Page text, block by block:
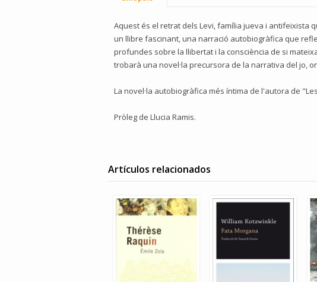
Aquest és el retrat dels Levi, família jueva i antifeixista
un llibre fascinant, una narració autobiogràfica que
profundes sobre la llibertat i la consciència de si
trobarà una novel·la precursora de la narrativa del jo,
La novel·la autobiogràfica més íntima de l'autora de
Pròleg de Llucia Ramis.
Artículos relacionados